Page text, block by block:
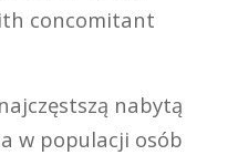
concomitant
nabytą
w populacji osób